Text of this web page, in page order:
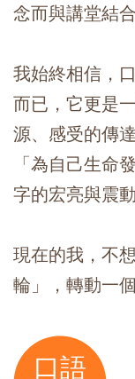
念而與講堂結合
我始終相信，
而已，它更是
源、感受的傳
「為自己生命
字的宏亮與震動
現在的我，不
輪」，轉動一
口語